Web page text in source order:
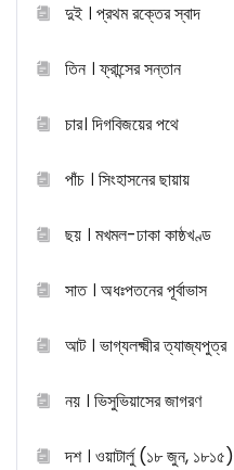
দুই । প্রথম রক্তের স্বাদ
তিন । ফ্রান্সের সন্তান
চার। দিগবিজয়ের পথে
পাঁচ । সিংহাসনের ছায়ায়
ছয় । মখমল-ঢাকা কাষ্ঠখণ্ড
সাত । অধঃপতনের পূর্বাভাস
আট । ভাগ্যলক্ষ্মীর ত্যাজ্যপুত্র
নয় । ভিসুভিয়াসের জাগরণ
দশ । ওয়াটার্লু (১৮ জুন, ১৮১৫)